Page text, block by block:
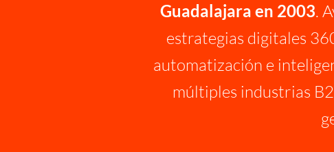
Guadalajara en 2003.
estrategias digitales
automatización e
múltiples industrias